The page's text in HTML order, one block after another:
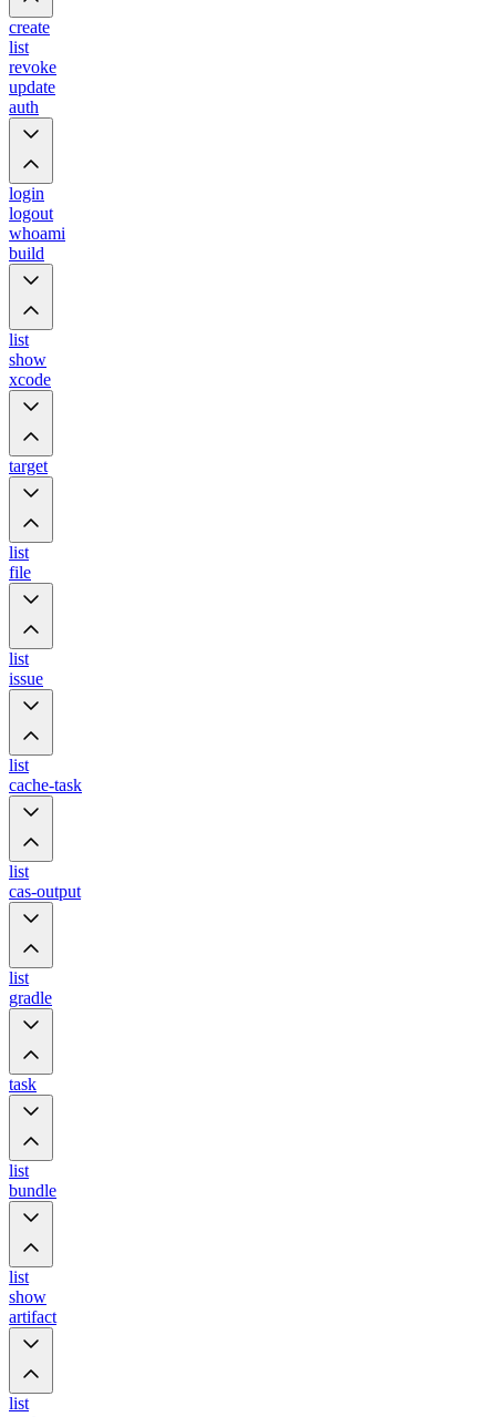
create
list
revoke
update
auth
login
logout
whoami
build
list
show
xcode
target
list
file
list
issue
list
cache-task
list
cas-output
list
gradle
task
list
bundle
list
show
artifact
list